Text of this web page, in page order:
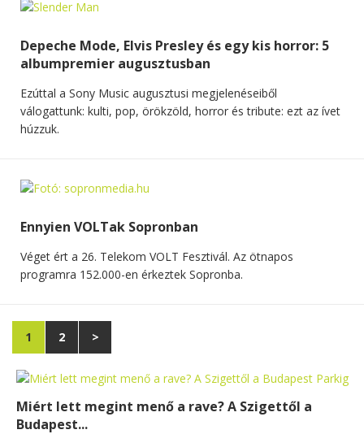
Depeche Mode, Elvis Presley és egy kis horror: 5
albumpremier augusztusban
Ezúttal a Sony Music augusztusi megjelenéseiből
válogattunk: kulti, pop, örökzöld, horror és tribute: ezt az ívet
húzzuk.
Ennyien VOLTak Sopronban
Véget ért a 26. Telekom VOLT Fesztivál. Az ötnapos
programra 152.000-en érkeztek Sopronba.
1 2 >
Miért lett megint menő a rave? A Szigettől a
Budapest...